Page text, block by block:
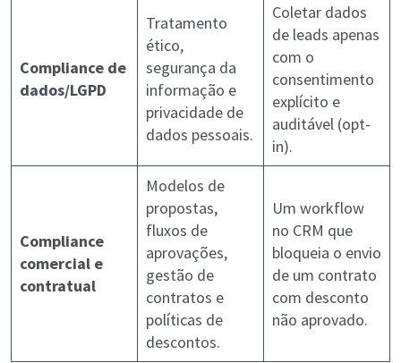
Compliance de
dados/LGPD
Tratamento
ético,
segurança da
informação e
privacidade de
dados pessoais.
Coletar dados
de leads apenas
com o
consentimento
explícito e
auditável (opt-
in).
Compliance
comercial e
contratual
Modelos de
propostas,
fluxos de
aprovações,
gestão de
contratos e
políticas de
descontos.
Um workflow
no CRM que
bloqueia o envio
de um contrato
com desconto
não aprovado.